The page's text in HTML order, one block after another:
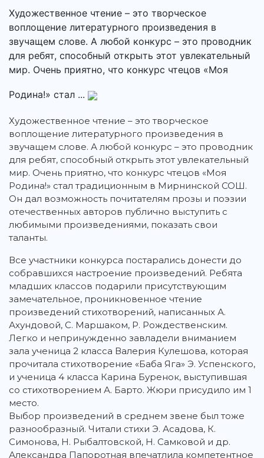
Художественное чтение – это творческое
воплощение литературного произведения в
звучащем слове. А любой конкурс – это проводник
для ребят, способный открыть этот увлекательный
мир. Очень приятно, что конкурс чтецов «Моя
Родина!» стал ...
Художественное чтение – это творческое
воплощение литературного произведения в
звучащем слове. А любой конкурс – это проводник
для ребят, способный открыть этот увлекательный
мир. Очень приятно, что конкурс чтецов «Моя
Родина!» стал традиционным в Мирнинской СОШ.
Он дал возможность почитателям прозы и поэзии
отечественных авторов публично выступить с
любимыми произведениями, показать свои
таланты.
Все участники конкурса постарались донести до
собравшихся настроение произведений. Ребята
младших классов подарили присутствующим
замечательное, проникновенное чтение
произведений стихотворений, написанных А.
Ахундовой, С. Маршаком, Р. Рождественским.
Легко и непринужденно завладели вниманием
зала ученица 2 класса Валерия Кулешова, которая
прочитала стихотворение «Баба Яга» Э. Успенского,
и ученица 4 класса Карина Буренок, выступившая
со стихотворением А. Барто. Жюри присудило им 1
место.
Выбор произведений в среднем звене был тоже
разнообразный. Читали стихи Э. Асадова, К.
Симонова, Н. Рыбалтовской, Н. Самковой и др.
Александра Папоротная впечатлила компетентное